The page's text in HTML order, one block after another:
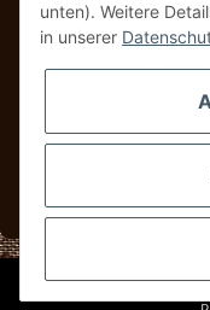
* Alle Preise inkl.
unten). Weitere
in unserer